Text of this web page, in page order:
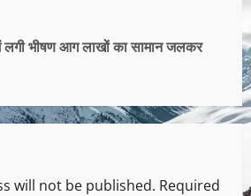
लगी भीषण आग लाखों का सामान जलकर
will not be published. Required